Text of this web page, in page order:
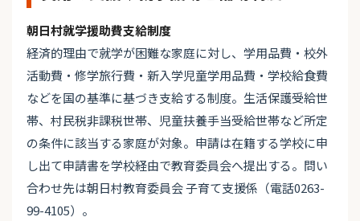
朝日村就学援助費支給制度
経済的理由で就学が困難な家庭に対し、学用品費・校外
活動費・修学旅行費・新入学児童学用品費・学校給食費
などを国の基準に基づき支給する制度。生活保護受給世
帯、村民税非課税世帯、児童扶養手当受給世帯など所定
の条件に該当する家庭が対象。申請は在籍する学校に申
し出て申請書を学校経由で教育委員会へ提出する。問い
合わせ先は朝日村教育委員会 子育て支援係（電話0263-
99-4105）。